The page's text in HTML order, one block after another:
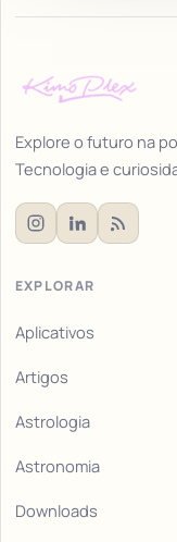
Explore o futuro na
Tecnologia e
EXPLORAR
Aplicativos
Artigos
Astrologia
Astronomia
Downloads